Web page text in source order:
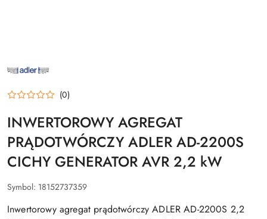
PRODUCENTA:
ADLER
(0)
INWERTOROWY AGREGAT
PRĄDOTWÓRCZY ADLER AD-2200S
CICHY GENERATOR AVR 2,2 kW
Symbol: 18152737359
Inwertorowy agregat prądotwórczy ADLER AD-2200S 2,2